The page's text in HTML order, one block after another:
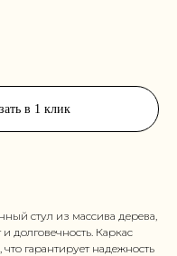
в 1 клик
стул из массива дерева,
долговечность. Каркас
гарантирует надежность